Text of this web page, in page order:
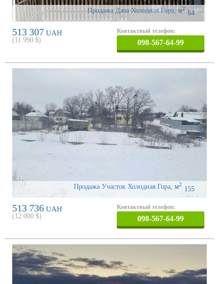
Продажа Дача Холодная Гора, 64
м2
513 307 UAH
(11 990 $)
Контактный телефон:
098-567-64-99
Продажа Участок Холодная Гора 155
м2
513 736 UAH
(12 000 $)
Контактный телефон:
098-567-64-99